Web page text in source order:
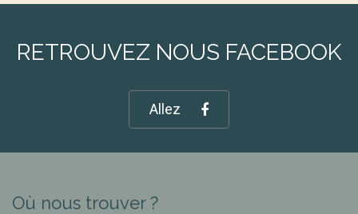
RETROUVEZ NOUS FACEBOOK
Allez
Où nous trouver ?